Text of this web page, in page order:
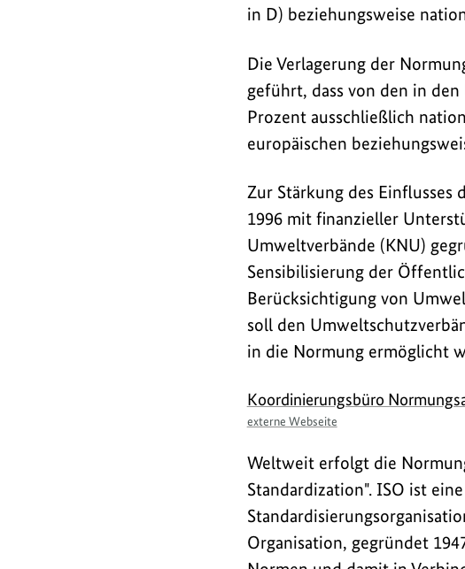
in D) beziehungsweise
Die Verlagerung der
geführt, dass von den in
Prozent ausschließlich
europäischen
Zur Stärkung des
1996 mit finanzieller
Umweltverbände (KNU)
Sensibilisierung der
Berücksichtigung von
soll den
in die Normung ermöglicht
Link
Koordinierungsbüro
externe Webseite
Weltweit erfolgt die
Standardization". ISO ist
Organisation, gegründet